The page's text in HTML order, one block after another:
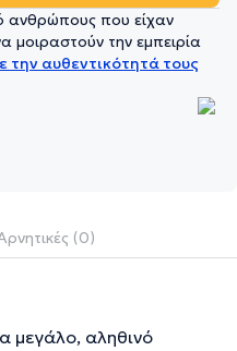
ανθρώπους που είχαν
μοιραστούν την εμπειρία
αυθεντικότητά τους
(0)
μεγάλο, αληθινό